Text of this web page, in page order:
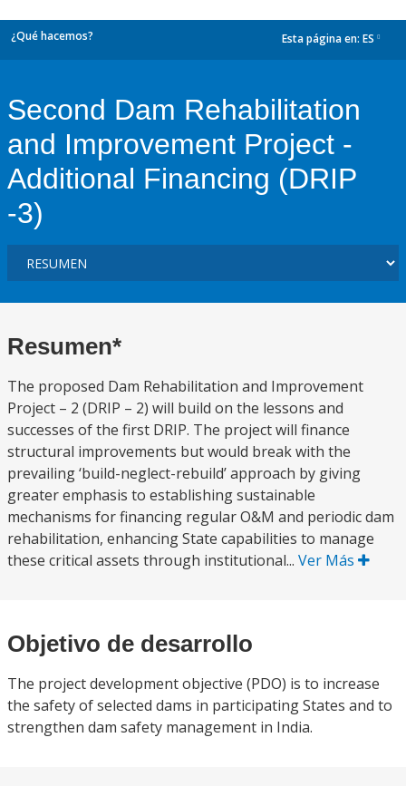
¿Qué hacemos? Esta página en: ES
Second Dam Rehabilitation
and Improvement Project -
Additional Financing (DRIP
-3)
Resumen*
The proposed Dam Rehabilitation and Improvement
Project – 2 (DRIP – 2) will build on the lessons and
successes of the first DRIP. The project will finance
structural improvements but would break with the
prevailing ‘build-neglect-rebuild’ approach by giving
greater emphasis to establishing sustainable
mechanisms for financing regular O&M and periodic dam
rehabilitation, enhancing State capabilities to manage
these critical assets through institutional... Ver Más
Objetivo de desarrollo
The project development objective (PDO) is to increase
the safety of selected dams in participating States and to
strengthen dam safety management in India.